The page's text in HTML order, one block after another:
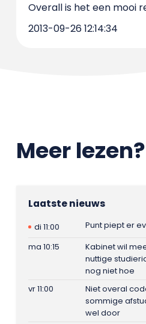
Overall is het een mooi
2013-09-26 12:14:34
Meer lezen?
Laatste nieuws
di 11:00
Punt piept er
ma 10:15
Kabinet wil
nuttige
nog niet hoe
vr 11:00
Niet overal
sommige
wel door